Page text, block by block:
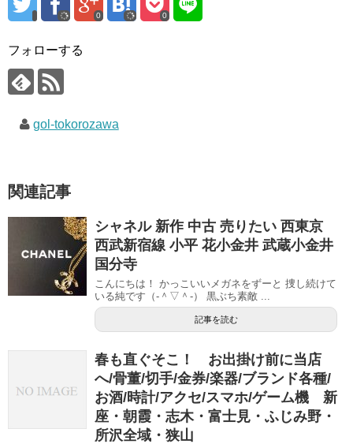
0 0
フォローする
gol-tokorozawa
関連記事
シャネル 新作 中古 売りたい 西東京
西武新宿線 小平 花小金井 武蔵小金井
国分寺
こんにちは！ かっこいいメガネをずーと 捜し続けて
いる純です（‐＾▽＾‐） 黒ぶち素敵 ...
記事を読む
春も直ぐそこ！ お出掛け前に当店
へ/骨董/切手/金券/楽器/ブランド各種/
お酒/時計/アクセ/スマホ/ゲーム機 新
座・朝霞・志木・富士見・ふじみ野・
所沢全域・狭山